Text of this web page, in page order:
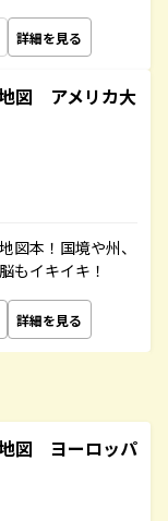
詳細を見る
図 アメリカ大
図本！国境や州、
もイキイキ！
詳細を見る
図 ヨーロッパ